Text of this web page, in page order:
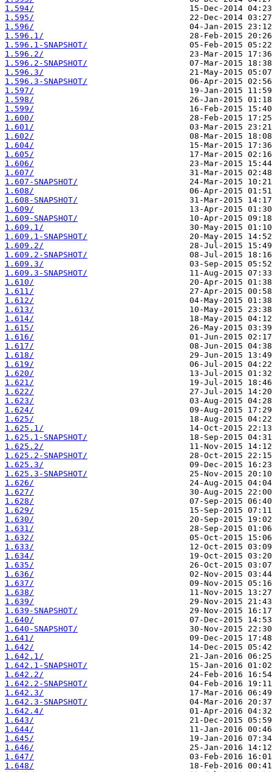
1.594/
1.595/
1.596/
1.596.1/
1.596.1-SNAPSHOT/
1.596.2/
1.596.2-SNAPSHOT/
1.596.3/
1.596.3-SNAPSHOT/
1.597/
1.598/
1.599/
1.600/
1.601/
1.602/
1.604/
1.605/
1.606/
1.607/
1.607-SNAPSHOT/
1.608/
1.608-SNAPSHOT/
1.609/
1.609-SNAPSHOT/
1.609.1/
1.609.1-SNAPSHOT/
1.609.2/
1.609.2-SNAPSHOT/
1.609.3/
1.609.3-SNAPSHOT/
1.610/
1.611/
1.612/
1.613/
1.614/
1.615/
1.616/
1.617/
1.618/
1.619/
1.620/
1.621/
1.622/
1.623/
1.624/
1.625/
1.625.1/
1.625.1-SNAPSHOT/
1.625.2/
1.625.2-SNAPSHOT/
1.625.3/
1.625.3-SNAPSHOT/
1.626/
1.627/
1.628/
1.629/
1.630/
1.631/
1.632/
1.633/
1.634/
1.635/
1.636/
1.637/
1.638/
1.639/
1.639-SNAPSHOT/
1.640/
1.640-SNAPSHOT/
1.641/
1.642/
1.642.1/
1.642.1-SNAPSHOT/
1.642.2/
1.642.2-SNAPSHOT/
1.642.3/
1.642.3-SNAPSHOT/
1.642.4/
1.643/
1.644/
1.645/
1.646/
1.647/
1.648/